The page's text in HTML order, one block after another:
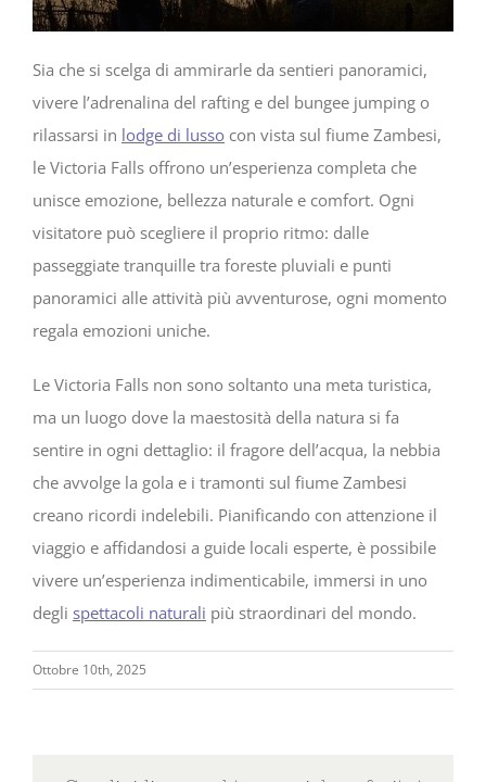
Sia che si scelga di ammirarle da sentieri panoramici,
vivere l’adrenalina del rafting e del bungee jumping o
rilassarsi in lodge di lusso con vista sul fiume Zambesi,
le Victoria Falls offrono un’esperienza completa che
unisce emozione, bellezza naturale e comfort. Ogni
visitatore può scegliere il proprio ritmo: dalle
passeggiate tranquille tra foreste pluviali e punti
panoramici alle attività più avventurose, ogni momento
regala emozioni uniche.
Le Victoria Falls non sono soltanto una meta turistica,
ma un luogo dove la maestosità della natura si fa
sentire in ogni dettaglio: il fragore dell’acqua, la nebbia
che avvolge la gola e i tramonti sul fiume Zambesi
creano ricordi indelebili. Pianificando con attenzione il
viaggio e affidandosi a guide locali esperte, è possibile
vivere un’esperienza indimenticabile, immersi in uno
degli spettacoli naturali più straordinari del mondo.
Ottobre 10th, 2025